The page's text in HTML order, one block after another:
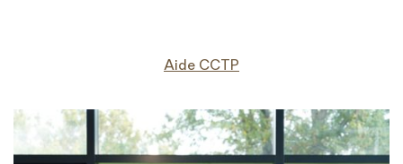
Aide CCTP